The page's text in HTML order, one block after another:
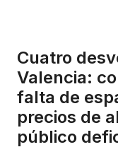
Cuatro
Valencia:
falta de
precios de
público